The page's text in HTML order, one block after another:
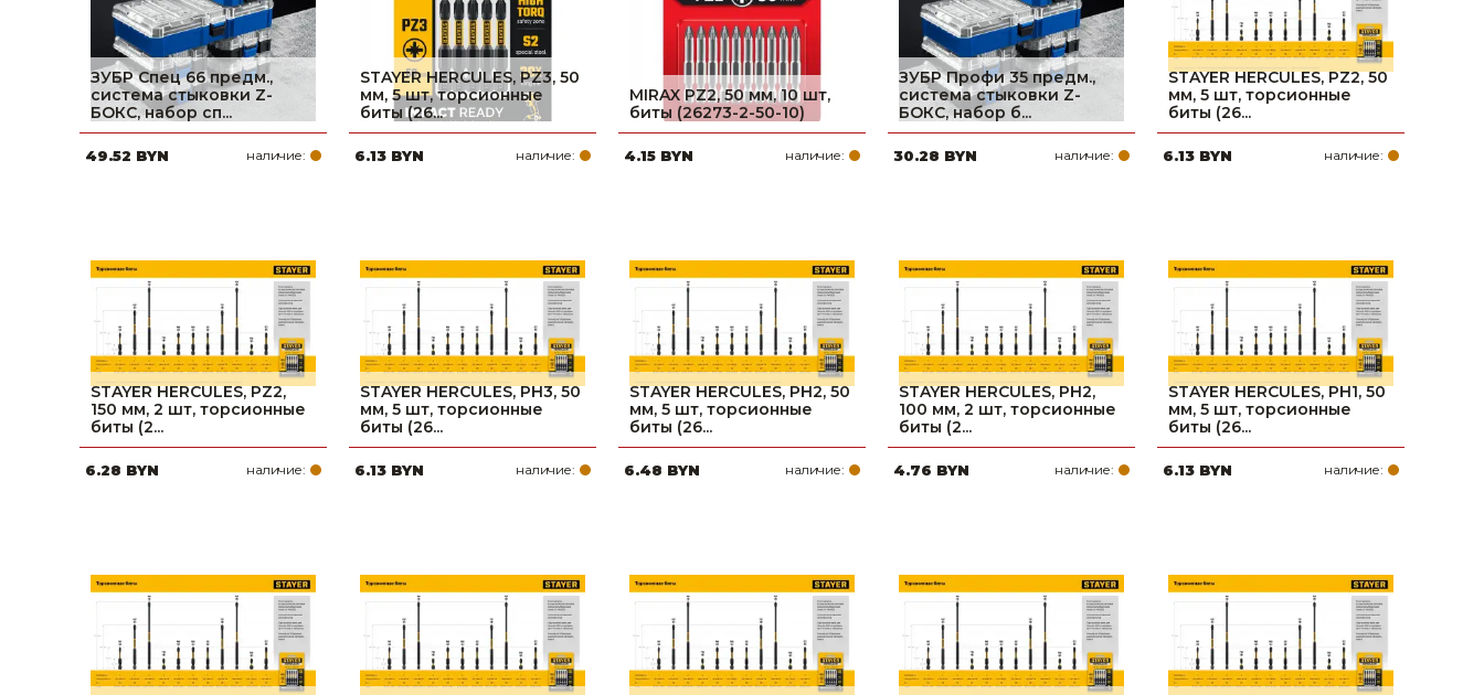
ЗУБР Спец 66 предм.,
система стыковки Z-
БОКС, набор сп...
49.52 BYN наличие:
STAYER HERCULES, PZ3, 50
мм, 5 шт, торсионные
биты (26...
6.13 BYN наличие:
MIRAX PZ2, 50 мм, 10 шт,
биты (26273-2-50-10)
4.15 BYN наличие:
ЗУБР Профи 35 предм.,
система стыковки Z-
БОКС, набор б...
30.28 BYN наличие:
STAYER HERCULES, PZ2, 50
мм, 5 шт, торсионные
биты (26...
6.13 BYN наличие:
STAYER HERCULES, PZ2,
150 мм, 2 шт, торсионные
биты (2...
6.28 BYN наличие:
STAYER HERCULES, PH3, 50
мм, 5 шт, торсионные
биты (26...
6.13 BYN наличие:
STAYER HERCULES, PH2, 50
мм, 5 шт, торсионные
биты (26...
6.48 BYN наличие:
STAYER HERCULES, PH2,
100 мм, 2 шт, торсионные
биты (2...
4.76 BYN наличие:
STAYER HERCULES, PH1, 50
мм, 5 шт, торсионные
биты (26...
6.13 BYN наличие: